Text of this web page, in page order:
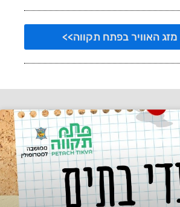
האוויר בפתח תקווה>>